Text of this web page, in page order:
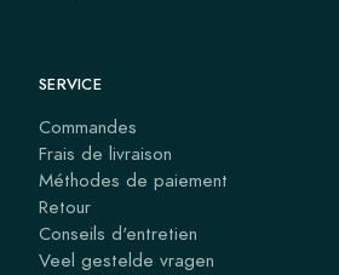
SERVICE
Commandes
Frais de livraison
Méthodes de paiement
Retour
Conseils d'entretien
Veel gestelde vragen